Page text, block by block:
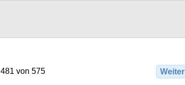
481 von 575 Weiter